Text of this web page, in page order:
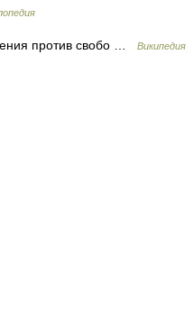
против свобо … Википедия